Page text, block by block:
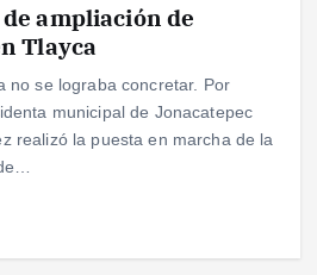
ampliación de
Tlayca
no se lograba concretar. Por
municipal de Jonacatepec
realizó la puesta en marcha de la